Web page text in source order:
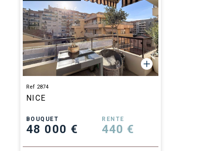
Ref 2874
NICE
BOUQUET
48 000 €
RENTE
440 €